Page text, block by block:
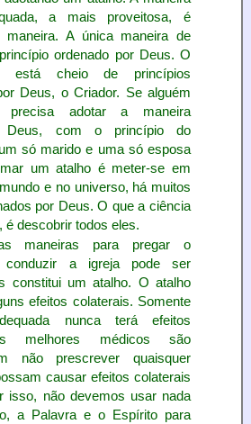
a mais proveitosa, é
maneira. A única maneira de
ordenado por Deus. O
está cheio de princípios
Deus, o Criador. Se alguém
precisa adotar a maneira
Deus, com o princípio do
só marido e uma só esposa
um atalho é meter-se em
e no universo, há muitos
por Deus. O que a ciência
é descobrir todos eles.
maneiras para pregar o
conduzir a igreja pode ser
constitui um atalho. O atalho
efeitos colaterais. Somente
nunca terá efeitos
melhores médicos são
não prescrever quaisquer
causar efeitos colaterais
isso, não devemos usar nada
a Palavra e o Espírito para